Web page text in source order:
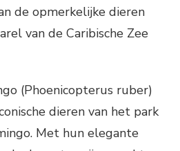
de opmerkelijke dieren
van de Caribische Zee
(Phoenicopterus ruber)
dieren van het park
Met hun elegante